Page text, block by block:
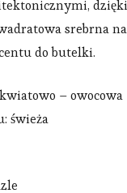
srebrna
do butelki.
– owocowa
świeża